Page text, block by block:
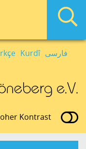
Kurdî فارسی
Kontrast